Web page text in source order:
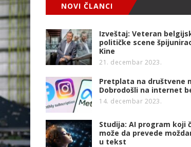
NOVI ČLANCI
Izveštaj: Veteran
političke scene
Kine
21. decembar 2023.
Pretplata na društvene
Dobrodošli na internet
14. decembar 2023.
Studija: AI program koji
može da prevede
u tekst